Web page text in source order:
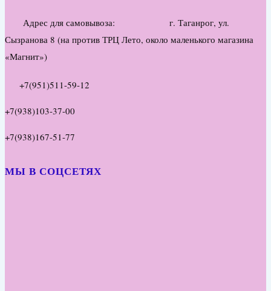
Адрес для самовывоза: г. Таганрог, ул.
Сызранова 8 (на против ТРЦ Лето, около маленького магазина
«Магнит»)
+7(951)511-59-12
+7(938)103-37-00
+7(938)167-51-77
МЫ В СОЦСЕТЯХ